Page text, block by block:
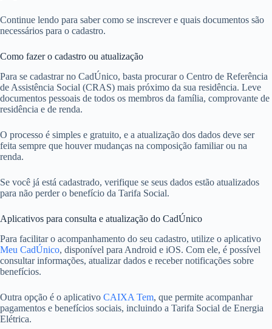
Continue lendo para saber como se inscrever e quais documentos são
necessários para o cadastro.
Como fazer o cadastro ou atualização
Para se cadastrar no CadÚnico, basta procurar o Centro de Referência
de Assistência Social (CRAS) mais próximo da sua residência. Leve
documentos pessoais de todos os membros da família, comprovante de
residência e de renda.
O processo é simples e gratuito, e a atualização dos dados deve ser
feita sempre que houver mudanças na composição familiar ou na
renda.
Se você já está cadastrado, verifique se seus dados estão atualizados
para não perder o benefício da Tarifa Social.
Aplicativos para consulta e atualização do CadÚnico
Para facilitar o acompanhamento do seu cadastro, utilize o aplicativo
Meu CadÚnico, disponível para Android e iOS. Com ele, é possível
consultar informações, atualizar dados e receber notificações sobre
benefícios.
Outra opção é o aplicativo CAIXA Tem, que permite acompanhar
pagamentos e benefícios sociais, incluindo a Tarifa Social de Energia
Elétrica.